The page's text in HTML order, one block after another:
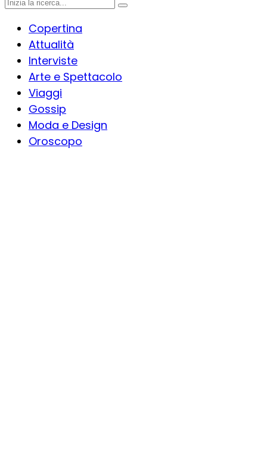
Copertina
Attualità
Interviste
Arte e Spettacolo
Viaggi
Gossip
Moda e Design
Oroscopo